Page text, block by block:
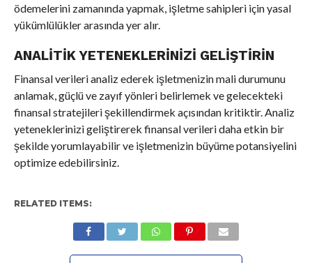
ödemelerini zamanında yapmak, işletme sahipleri için yasal
yükümlülükler arasında yer alır.
ANALITIK YETENEKLERINIZI GELIŞTIRIN
Finansal verileri analiz ederek işletmenizin mali durumunu
anlamak, güçlü ve zayıf yönleri belirlemek ve gelecekteki
finansal stratejileri şekillendirmek açısından kritiktir. Analiz
yeteneklerinizi geliştirerek finansal verileri daha etkin bir
şekilde yorumlayabilir ve işletmenizin büyüme potansiyelini
optimize edebilirsiniz.
RELATED ITEMS: